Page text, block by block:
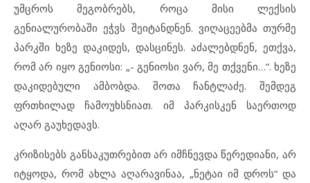
უმცროს მეგობრებს, როცა მისი ლექსის
გენიალურობაში ეჭვს შეიტანდნენ. ვიღაცეებმა თურმე
პარკში ხეზე დაკიდეს, დასცინეს. აძალებდნენ, ეთქვა,
რომ არ იყო გენიოსი: „- გენიოსი ვარ, მე თქვენი…“. ხეზე
დაკიდებული ამბობდა. შოთა ჩანტლაძე. შემდეგ
ფრთხილად ჩამოუხსნიათ. იმ პარკისკენ საერთოდ
აღარ გაუხედავს.
კრიზისებს განსაკუთრებით არ იმჩნევდა წერედიანი, არ
იტყოდა, რომ ახლა აღარავინაა, „ნეტაი იმ დროს“ და